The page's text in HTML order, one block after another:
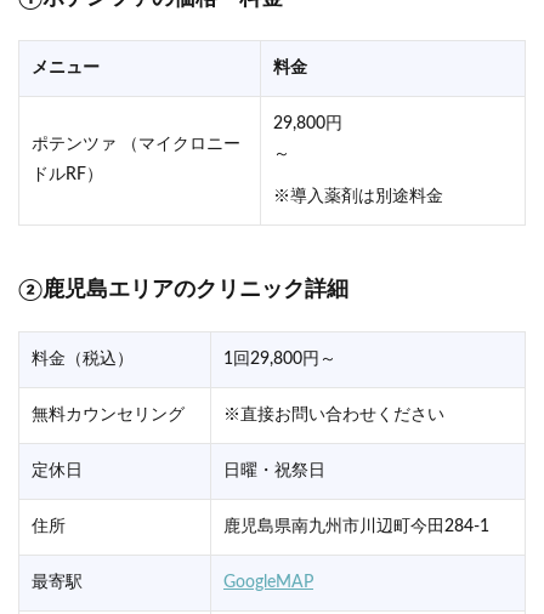
メニュー 料金
ポテンツァ （マイクロニー
ドルRF）
29,800円
～
※導入薬剤は別途料金
②鹿児島エリアのクリニック詳細
料金（税込） 1回29,800円～
無料カウンセリング ※直接お問い合わせください
定休日 日曜・祝祭日
住所 鹿児島県南九州市川辺町今田284-1
最寄駅 GoogleMAP